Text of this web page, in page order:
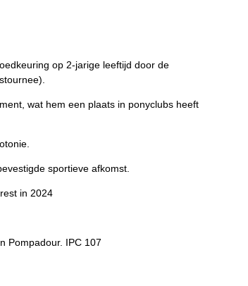
op 2-jarige leeftijd door de
wat hem een plaats in ponyclubs heeft
sportieve afkomst.
in 2024
Pompadour. IPC 107